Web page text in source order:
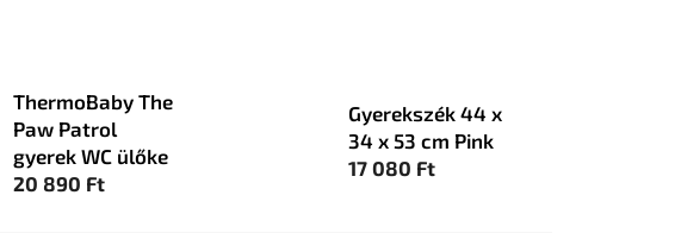
ThermoBaby The
Paw Patrol
gyerek WC ülőke
20 890 Ft
Gyerekszék 44 x
34 x 53 cm Pink
17 080 Ft